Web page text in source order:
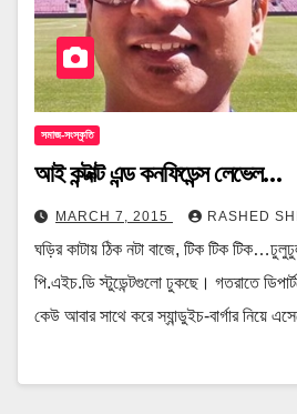
সমাজ-সংস্কৃতি
আই কন্টাক্ট এন্ড কনফিডেন্স লেভেল…
MARCH 7, 2015 RASHED
ঘড়ির কাটায় ঠিক নটা বাজে, টিক টিক
পি.এইচ.ডি স্টুডেন্টগুলো ঢুকছে। গতরাতে
কেউ আবার সাথে করে স্যান্ডুইচ-বার্গার নিয়ে